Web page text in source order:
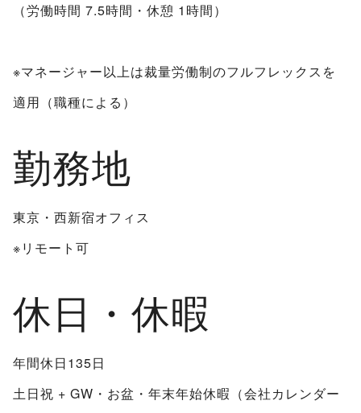
（労働時間 7.5時間・休憩 1時間）
※マネージャー以上は裁量労働制のフルフレックスを
適用（職種による）
勤務地
東京・西新宿オフィス
※リモート可
休日・休暇
年間休日135日
土日祝 + GW・お盆・年末年始休暇（会社カレンダー